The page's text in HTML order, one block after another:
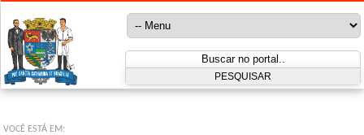
VOCÊ ESTÁ EM: